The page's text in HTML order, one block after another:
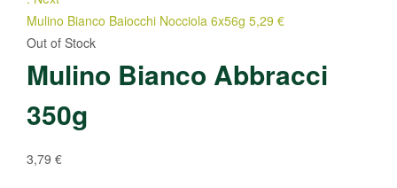
Mulino Bianco Baiocchi Nocciola 6x56g 5,29 €
Out of Stock
Mulino Bianco Abbracci
350g
3,79 €